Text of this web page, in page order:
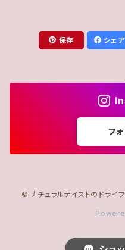
保存 シェア
フ
© ナチュラルテイストのドラ